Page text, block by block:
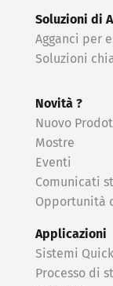
Soluzioni di
Agganci per
Soluzioni
Novità ?
Nuovo
Mostre
Eventi
Comunicati
Opportunità
Applicazioni
Sistemi
Processo di